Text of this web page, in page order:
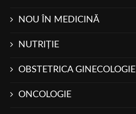
NOU ÎN MEDICINĂ
NUTRIŢIE
OBSTETRICA GINECOLOGIE
ONCOLOGIE